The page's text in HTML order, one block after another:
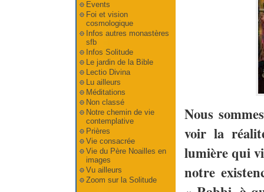
Nous
voir la
lumière qui
notre
Events
Foi et vision
cosmologique
Infos autres monastères
sfb
Infos Solitude
Le jardin de la Bible
Lectio Divina
Lu ailleurs
Méditations
Non classé
Notre chemin de vie
contemplative
Prières
Vie consacrée
Vie du Père Noailles en
images
Vu ailleurs
Zoom sur la Solitude